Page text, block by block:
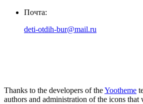
Почта:
deti-otdih-bur@mail.ru
Thanks to the developers of theYootheme
authors and administration of the icons that